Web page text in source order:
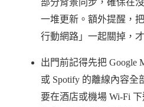
部分背景同步，確保在
一堆更新。額外提醒，
行動網路」一起關掉，
出門前記得先把 Google
或 Spotify 的離線內容全
要在酒店或機場 Wi-Fi